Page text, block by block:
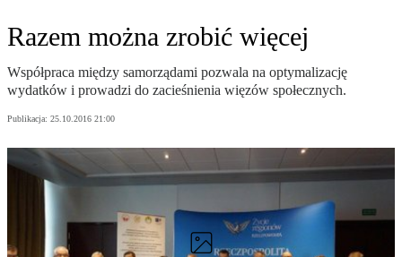
Razem można zrobić więcej
Współpraca między samorządami pozwala na optymalizację
wydatków i prowadzi do zacieśnienia więzów społecznych.
Publikacja: 25.10.2016 21:00